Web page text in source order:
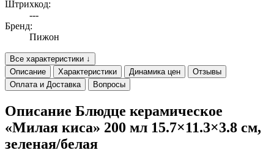
Штрихкод:
---
Бренд:
Пижон
Все характеристики ↓
Описание
Характеристики Динамика цен
Отзывы
Оплата и Доставка
Вопросы
Описание Блюдце керамическое
«Милая киса» 200 мл 15.7×11.3×3.8 см,
зеленая/белая